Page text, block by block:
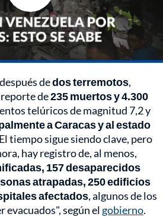
dedos terremotos,
de235 muertos y 4.300
telúricos de magnitud 7,2 y
a Caracas y al estado
El tiempo sigue siendo clave, pero
hay registro de, al menos,
157 desaparecidos
atrapadas, 250 edificios
afectados, algunos de los
evacuados", según el gobierno.